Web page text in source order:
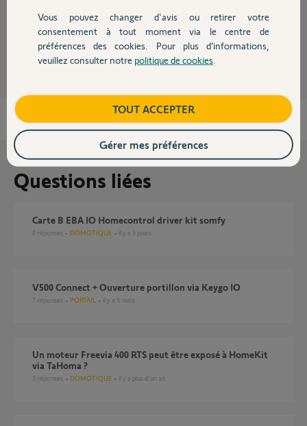
Devis avec un pro
Contact
Questions liées
Carte B EBA IO Homecontrol driver kit somfy
0 réponses DOMOTIQUE il y a 3 jours
V500 Connect + Ouverture portillon via Keygo IO
7 réponses PORTAIL il y a 5 mois
Un moteur Freevia 400 RTS peut être exposé à HomeKit
via TaHoma ?
3 réponses DOMOTIQUE il y a plus d'un an
Vous pouvez changer d'avis ou retirer votre
consentement à tout moment via le centre de
préférences des cookies. Pour plus d’informations,
veuillez consulter notre politique de cookies
TOUT ACCEPTER
Gérer mes préférences